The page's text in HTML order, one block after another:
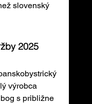
slovenský
2025
výrobca
s približne